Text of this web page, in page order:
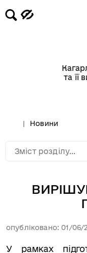
та її
Новини
опубліковано: 01/06/
У рамках
Зміст розділу...